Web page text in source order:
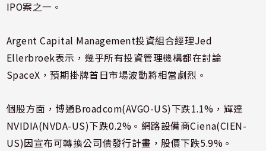
IPO案之一。
Argent Capital Management投資組合經理Jed
Ellerbroek表示，幾乎所有投資管理機構都在討論
SpaceX，預期掛牌首日市場波動將相當劇烈。
個股方面，博通Broadcom(AVGO-US)下跌1.1%，輝達
NVIDIA(NVDA-US)下跌0.2%。網路設備商Ciena(CIEN-
US)因宣布可轉換公司債發行計畫，股價下跌5.9%。